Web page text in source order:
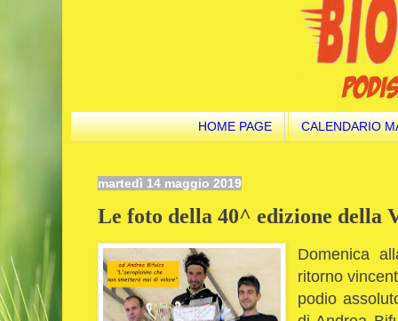
HOME PAGE CALENDARIO
martedì 14 maggio 2019
Le foto della 40^ edizione della
Domenica
ritorno
podio